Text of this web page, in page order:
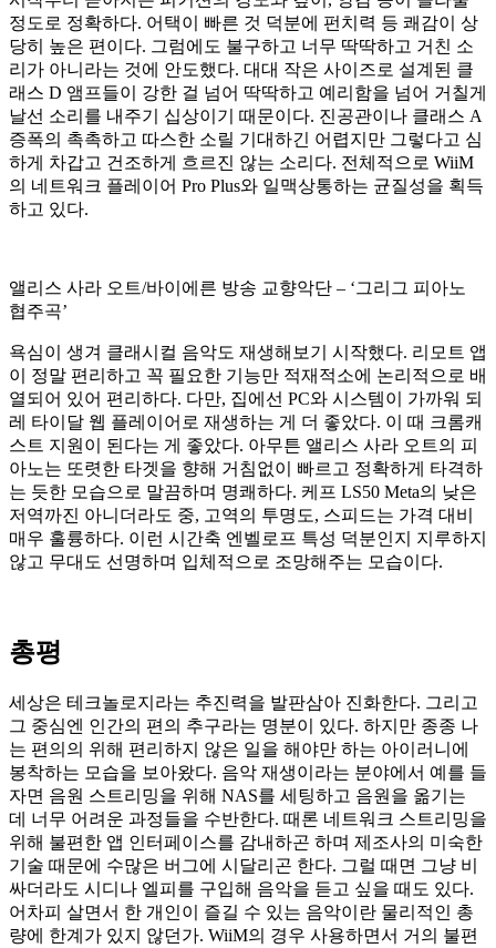
정도로 정확하다. 어택이 빠른 것 덕분에 펀치력 등 쾌감이 상
당히 높은 편이다. 그럼에도 불구하고 너무 딱딱하고 거친 소
리가 아니라는 것에 안도했다. 대대 작은 사이즈로 설계된 클
래스 D 앰프들이 강한 걸 넘어 딱딱하고 예리함을 넘어 거칠게
날선 소리를 내주기 십상이기 때문이다. 진공관이나 클래스 A
증폭의 촉촉하고 따스한 소릴 기대하긴 어렵지만 그렇다고 심
하게 차갑고 건조하게 흐르진 않는 소리다. 전체적으로 WiiM
의 네트워크 플레이어 Pro Plus와 일맥상통하는 균질성을 획득
하고 있다.
앨리스 사라 오트/바이에른 방송 교향악단 – ‘그리그 피아노
협주곡’
욕심이 생겨 클래시컬 음악도 재생해보기 시작했다. 리모트 앱
이 정말 편리하고 꼭 필요한 기능만 적재적소에 논리적으로 배
열되어 있어 편리하다. 다만, 집에선 PC와 시스템이 가까워 되
레 타이달 웹 플레이어로 재생하는 게 더 좋았다. 이 때 크롬캐
스트 지원이 된다는 게 좋았다. 아무튼 앨리스 사라 오트의 피
아노는 또렷한 타겟을 향해 거침없이 빠르고 정확하게 타격하
는 듯한 모습으로 말끔하며 명쾌하다. 케프 LS50 Meta의 낮은
저역까진 아니더라도 중, 고역의 투명도, 스피드는 가격 대비
매우 훌륭하다. 이런 시간축 엔벨로프 특성 덕분인지 지루하지
않고 무대도 선명하며 입체적으로 조망해주는 모습이다.
총평
세상은 테크놀로지라는 추진력을 발판삼아 진화한다. 그리고
그 중심엔 인간의 편의 추구라는 명분이 있다. 하지만 종종 나
는 편의의 위해 편리하지 않은 일을 해야만 하는 아이러니에
봉착하는 모습을 보아왔다. 음악 재생이라는 분야에서 예를 들
자면 음원 스트리밍을 위해 NAS를 세팅하고 음원을 옮기는
데 너무 어려운 과정들을 수반한다. 때론 네트워크 스트리밍을
위해 불편한 앱 인터페이스를 감내하곤 하며 제조사의 미숙한
기술 때문에 수많은 버그에 시달리곤 한다. 그럴 때면 그냥 비
싸더라도 시디나 엘피를 구입해 음악을 듣고 싶을 때도 있다.
어차피 살면서 한 개인이 즐길 수 있는 음악이란 물리적인 총
량에 한계가 있지 않던가. WiiM의 경우 사용하면서 거의 불편